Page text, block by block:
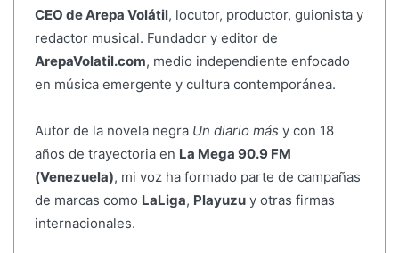
CEO de Arepa Volátil, locutor, productor, guionista y
redactor musical. Fundador y editor de
ArepaVolatil.com, medio independiente enfocado
en música emergente y cultura contemporánea.
Autor de la novela negra Un diario más y con 18
años de trayectoria en La Mega 90.9 FM
(Venezuela), mi voz ha formado parte de campañas
de marcas como LaLiga, Playuzuy otras firmas
internacionales.